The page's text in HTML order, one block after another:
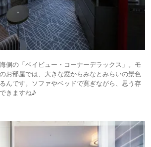
側の「ベイビュー・コーナーデラックス」。モ
お部屋では、大きな窓からみなとみらいの景色
んです。ソファやベッドで寛ぎながら、思う存
きますね♪